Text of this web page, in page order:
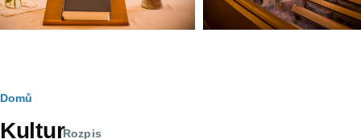
Drobečková
navigace
Domů
KulturRozpis